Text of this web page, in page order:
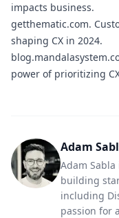
impacts business.
getthematic.com.
shaping CX in 2024.
power of prioritizing
Adam
Adam
building
including
passion for